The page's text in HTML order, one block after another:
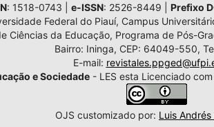
: 1518-0743 | e-ISSN: 2526-8449 | Prefixo
Federal do Piauí, Campus
Ciências da Educação, Programa de Pós-
Bairro: Ininga, CEP: 64049-550,
E-mail:
e Sociedade- LES esta Licenciado com
OJS customizado por: Luis Andrés